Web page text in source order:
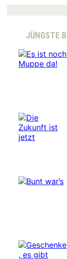
r
c
JÜNGSTE